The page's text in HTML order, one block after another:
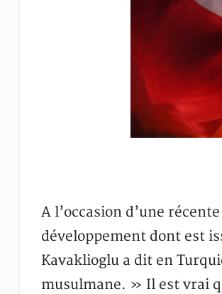
A l’occasion d’une
développement dont est
Kavaklioglu a dit en
musulmane. » Il est vrai